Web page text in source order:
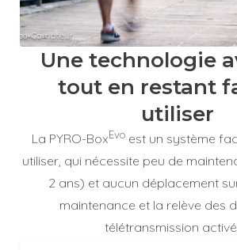
Une technologie
tout en restant
utiliser
La PYRO-BoxEvo est un système
utiliser, qui nécessite peu de
2 ans) et aucun déplacement
maintenance et la relève des
télétransmission